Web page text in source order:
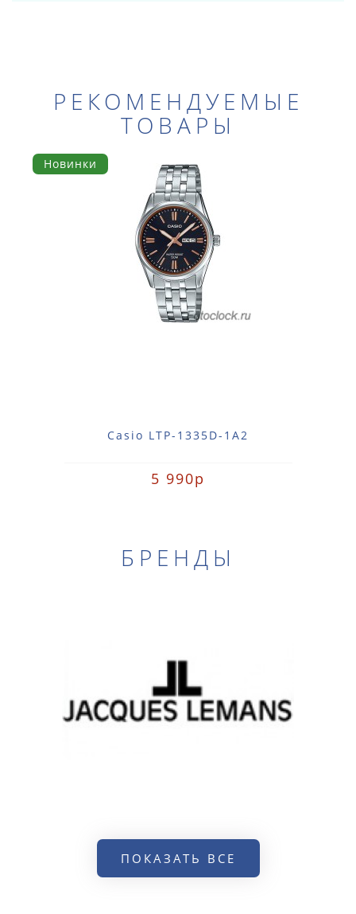
РЕКОМЕНДУЕМЫЕ
ТОВАРЫ
Новинки
Casio LTP-1335D-1A2
5 990р
БРЕНДЫ
ПОКАЗАТЬ ВСЕ